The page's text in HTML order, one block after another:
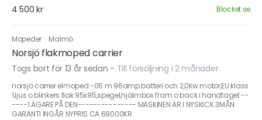
4 500 kr Blocket.se
Mopeder · Malmö
Norsjö flakmoped carrier
Togs bort för 13 år sedan - Till försäljning i 2 månader
norsjö carrier elmoped -05 m 96amp batteri och 2,0kw motor,EU klass
1,ljus o blinkers flak 95x95,spegel,hjälmbox fram o back i handtaget --
----1 ÄGARE PÅ DEN--------------- MASKINEN ÄR I NYSKICK 3MÅN
GARANTI INGÅR NYPRIS CA 69000KR